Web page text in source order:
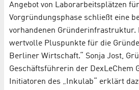
Angebot von Laborarbeitsplätzen
Vorgründungsphase schließt eine
vorhandenen Gründerinfrastruktur.
wertvolle Pluspunkte für die
Berliner Wirtschaft.“ Sonja Jost,
Geschäftsführerin der DexLeChem
Initiatoren des „Inkulab“ erklärt